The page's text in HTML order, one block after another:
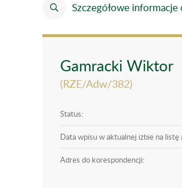
Szczegółowe
Gamracki Wiktor
(RZE/Adw/382)
Status:
Data wpisu w aktualnej izbie na
Adres do korespondencji: